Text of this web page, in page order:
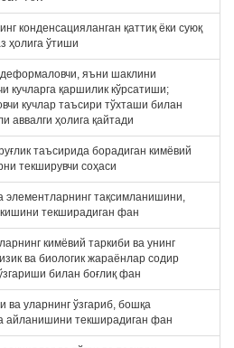
конденсацияланган қаттиқ ёки суюқ
ҳолига ўтиши
яъни шаклини
кучларга қаршилик кўрсатиши;
кучлар таъсири тўхташи билан
аввалги ҳолига қайтади
таъсирида борадиган кимёвий
текширувчи соҳаси
элементларнинг тақсимланишини,
текширадиган фан
кимёвий таркиби ва унинг
ва биологик жараёнлар содир
билан боғлиқ фан
ва уларнинг ўзгариб, бошқа
айланишини текширадиган фан